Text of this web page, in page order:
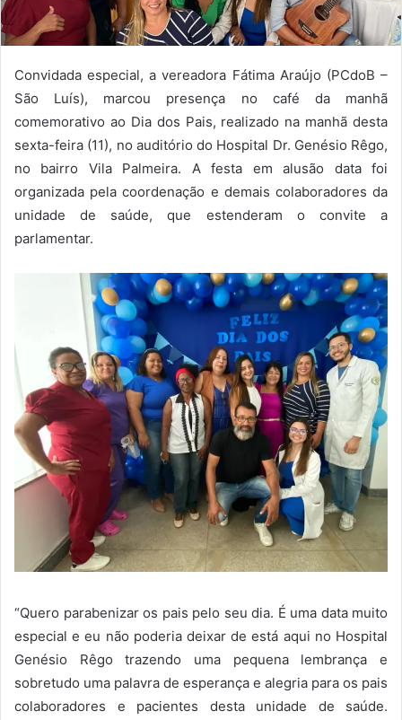
Convidada especial, a vereadora Fátima Araújo (PCdoB –
São Luís), marcou presença no café da manhã
comemorativo ao Dia dos Pais, realizado na manhã desta
sexta-feira (11), no auditório do Hospital Dr. Genésio Rêgo,
no bairro Vila Palmeira. A festa em alusão data foi
organizada pela coordenação e demais colaboradores da
unidade de saúde, que estenderam o convite a
parlamentar.
“Quero parabenizar os pais pelo seu dia. É uma data muito
especial e eu não poderia deixar de está aqui no Hospital
Genésio Rêgo trazendo uma pequena lembrança e
sobretudo uma palavra de esperança e alegria para os pais
colaboradores e pacientes desta unidade de saúde.